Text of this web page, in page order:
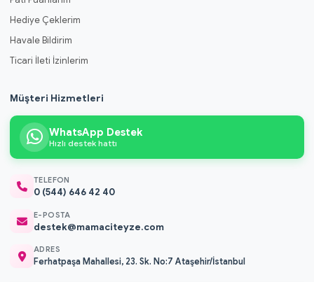
Hediye Çeklerim
Havale Bildirim
Ticari İleti İzinlerim
Müşteri Hizmetleri
WhatsApp Destek
Hızlı destek hattı
TELEFON
0 (544) 646 42 40
E-POSTA
destek@mamaciteyze.com
ADRES
Ferhatpaşa Mahallesi, 23. Sk. No:7 Ataşehir/İstanbul